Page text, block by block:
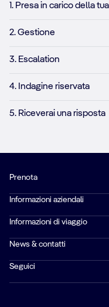
1. Presa in carico della
2. Gestione
3. Escalation
4. Indagine riservata
5. Riceverai una risposta
Prenota
Informazioni aziendali
Informazioni di viaggio
News & contatti
Seguici